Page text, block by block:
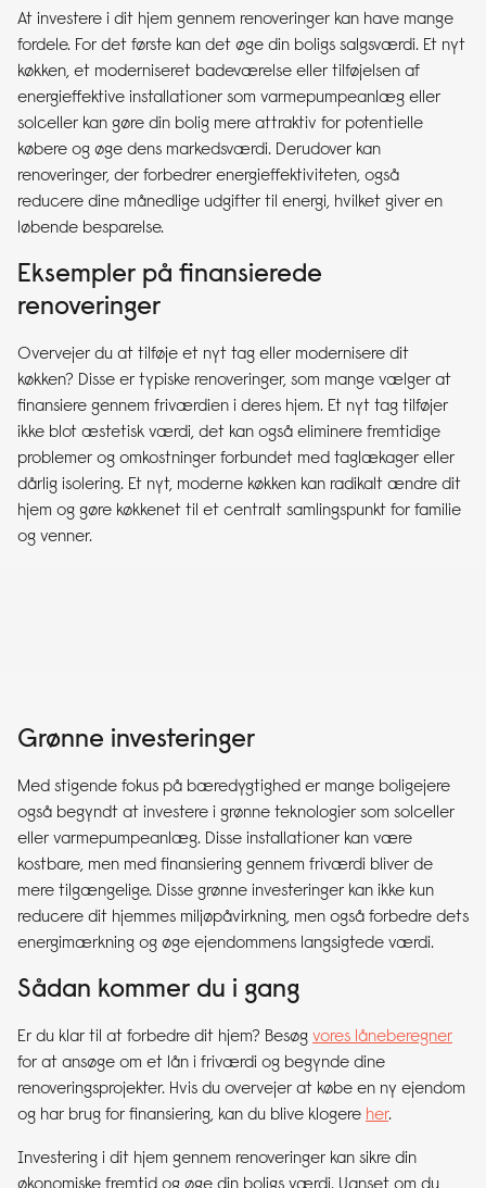
At investere i dit hjem gennem renoveringer kan have mange
fordele. For det første kan det øge din boligs salgsværdi. Et nyt
køkken, et moderniseret badeværelse eller tilføjelsen af
energieffektive installationer som varmepumpeanlæg eller
solceller kan gøre din bolig mere attraktiv for potentielle
købere og øge dens markedsværdi. Derudover kan
renoveringer, der forbedrer energieffektiviteten, også
reducere dine månedlige udgifter til energi, hvilket giver en
løbende besparelse.
Eksempler på finansierede
renoveringer
Overvejer du at tilføje et nyt tag eller modernisere dit
køkken? Disse er typiske renoveringer, som mange vælger at
finansiere gennem friværdien i deres hjem. Et nyt tag tilføjer
ikke blot æstetisk værdi, det kan også eliminere fremtidige
problemer og omkostninger forbundet med taglækager eller
dårlig isolering. Et nyt, moderne køkken kan radikalt ændre dit
hjem og gøre køkkenet til et centralt samlingspunkt for familie
og venner.
Grønne investeringer
Med stigende fokus på bæredygtighed er mange boligejere
også begyndt at investere i grønne teknologier som solceller
eller varmepumpeanlæg. Disse installationer kan være
kostbare, men med finansiering gennem friværdi bliver de
mere tilgængelige. Disse grønne investeringer kan ikke kun
reducere dit hjemmes miljøpåvirkning, men også forbedre dets
energimærkning og øge ejendommens langsigtede værdi.
Sådan kommer du i gang
Er du klar til at forbedre dit hjem? Besøg vores låneberegner
for at ansøge om et lån i friværdi og begynde dine
renoveringsprojekter. Hvis du overvejer at købe en ny ejendom
og har brug for finansiering, kan du blive klogere her.
Investering i dit hjem gennem renoveringer kan sikre din